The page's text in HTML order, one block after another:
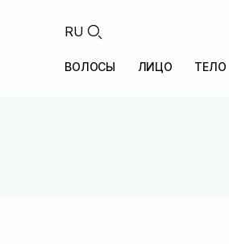
RU
ВОЛОСЫ ЛИЦО ТЕЛО